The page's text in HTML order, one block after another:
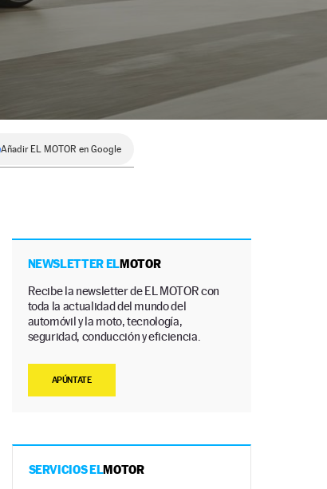
Añadir EL MOTOR en Google
NEWSLETTER ELMOTOR
Recibe la newsletter de EL MOTOR con
toda la actualidad del mundo del
automóvil y la moto, tecnología,
seguridad, conducción y eficiencia.
APÚNTATE
SERVICIOS ELMOTOR